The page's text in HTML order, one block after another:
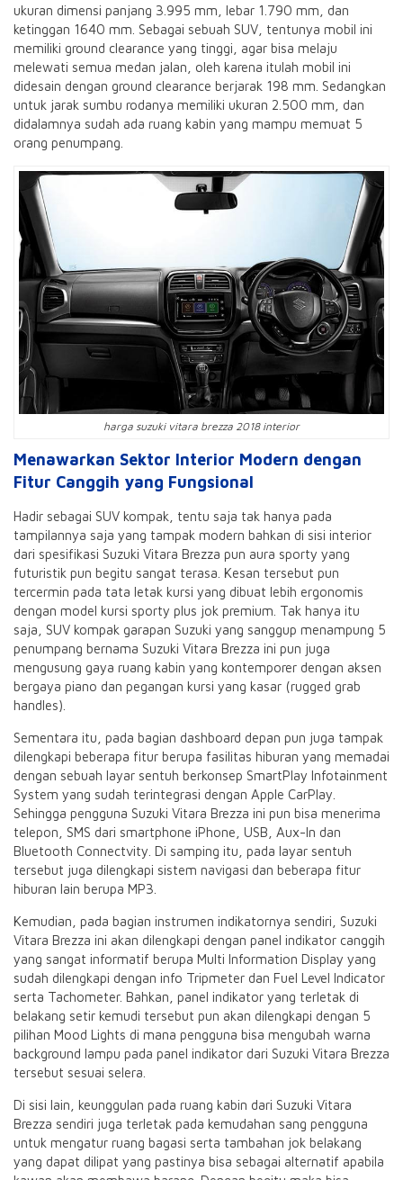
ukuran dimensi panjang 3.995 mm, lebar 1.790 mm, dan
ketinggan 1640 mm. Sebagai sebuah SUV, tentunya mobil ini
memiliki ground clearance yang tinggi, agar bisa melaju
melewati semua medan jalan, oleh karena itulah mobil ini
didesain dengan ground clearance berjarak 198 mm. Sedangkan
untuk jarak sumbu rodanya memiliki ukuran 2.500 mm, dan
didalamnya sudah ada ruang kabin yang mampu memuat 5
orang penumpang.
harga suzuki vitara brezza 2018 interior
Menawarkan Sektor Interior Modern dengan
Fitur Canggih yang Fungsional
Hadir sebagai SUV kompak, tentu saja tak hanya pada
tampilannya saja yang tampak modern bahkan di sisi interior
dari spesifikasi Suzuki Vitara Brezza pun aura sporty yang
futuristik pun begitu sangat terasa. Kesan tersebut pun
tercermin pada tata letak kursi yang dibuat lebih ergonomis
dengan model kursi sporty plus jok premium. Tak hanya itu
saja, SUV kompak garapan Suzuki yang sanggup menampung 5
penumpang bernama Suzuki Vitara Brezza ini pun juga
mengusung gaya ruang kabin yang kontemporer dengan aksen
bergaya piano dan pegangan kursi yang kasar (rugged grab
handles).
Sementara itu, pada bagian dashboard depan pun juga tampak
dilengkapi beberapa fitur berupa fasilitas hiburan yang memadai
dengan sebuah layar sentuh berkonsep SmartPlay Infotainment
System yang sudah terintegrasi dengan Apple CarPlay.
Sehingga pengguna Suzuki Vitara Brezza ini pun bisa menerima
telepon, SMS dari smartphone iPhone, USB, Aux-In dan
Bluetooth Connectvity. Di samping itu, pada layar sentuh
tersebut juga dilengkapi sistem navigasi dan beberapa fitur
hiburan lain berupa MP3.
Kemudian, pada bagian instrumen indikatornya sendiri, Suzuki
Vitara Brezza ini akan dilengkapi dengan panel indikator canggih
yang sangat informatif berupa Multi Information Display yang
sudah dilengkapi dengan info Tripmeter dan Fuel Level Indicator
serta Tachometer. Bahkan, panel indikator yang terletak di
belakang setir kemudi tersebut pun akan dilengkapi dengan 5
pilihan Mood Lights di mana pengguna bisa mengubah warna
background lampu pada panel indikator dari Suzuki Vitara Brezza
tersebut sesuai selera.
Di sisi lain, keunggulan pada ruang kabin dari Suzuki Vitara
Brezza sendiri juga terletak pada kemudahan sang pengguna
untuk mengatur ruang bagasi serta tambahan jok belakang
yang dapat dilipat yang pastinya bisa sebagai alternatif apabila